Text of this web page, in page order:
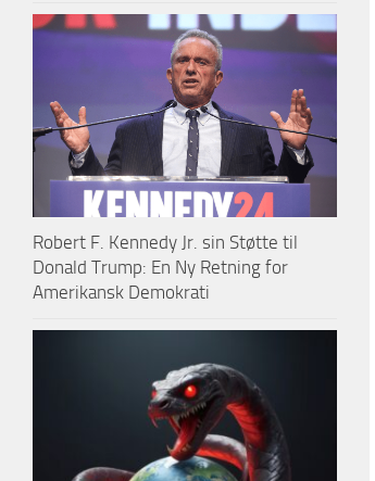
Robert F. Kennedy Jr. sin Støtte til
Donald Trump: En Ny Retning for
Amerikansk Demokrati